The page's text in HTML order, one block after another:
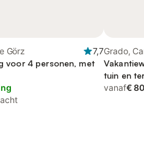
Görz
7,7
voor 4 personen, met
Grado,
tuin en
vanaf€ 80